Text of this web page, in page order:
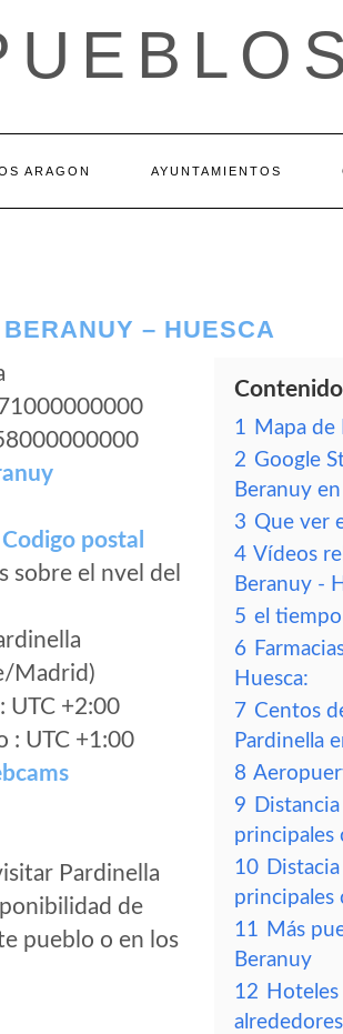
ARAGON AYUNTAMIENTOS
– HUESCA
postal
el nvel del
Madrid)
UTC +2:00
: UTC +1:00
Pardinella
de
pueblo o en los
1 Mapa de
2 Google
Beranuy
3 Que ver
4 Vídeos
Beranuy -
5 el
6
Huesca:
7 Centos
Pardinella
8
9
principales
10
principales
11 Más
Beranuy
12
alrededores